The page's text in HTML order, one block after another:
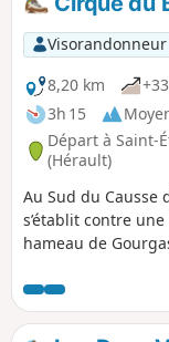
Visorandonneur
8,20 km
3h 15
Départ à Saint-
(Hérault)
Au Sud du Causse
s’établit contre
hameau de
rochers et franchit
affluents du
Figaret, le